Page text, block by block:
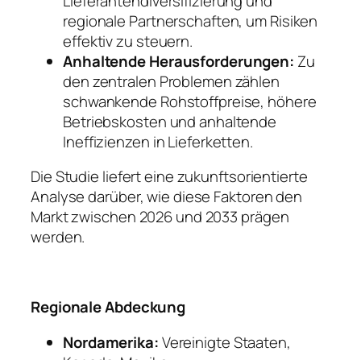
regionale Partnerschaften, um Risiken
effektiv zu steuern.
Anhaltende Herausforderungen: Zu
den zentralen Problemen zählen
schwankende Rohstoffpreise, höhere
Betriebskosten und anhaltende
Ineffizienzen in Lieferketten.
Die Studie liefert eine zukunftsorientierte
Analyse darüber, wie diese Faktoren den
Markt zwischen 2026 und 2033 prägen
werden.
Regionale Abdeckung
Nordamerika:Vereinigte Staaten,